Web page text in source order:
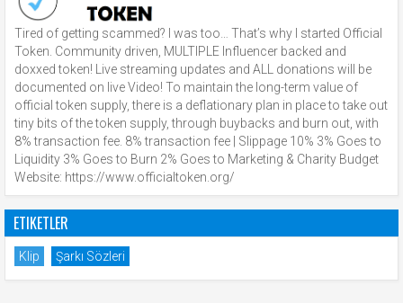
Tired of getting scammed? I was too… That’s why I started Official
Token. Community driven, MULTIPLE Influencer backed and
doxxed token! Live streaming updates and ALL donations will be
documented on live Video! To maintain the long-term value of
official token supply, there is a deflationary plan in place to take out
tiny bits of the token supply, through buybacks and burn out, with
8% transaction fee. 8% transaction fee | Slippage 10% 3% Goes to
Liquidity 3% Goes to Burn 2% Goes to Marketing & Charity Budget
Website: https://www.officialtoken.org/
ETIKETLER
Klip Şarkı Sözleri